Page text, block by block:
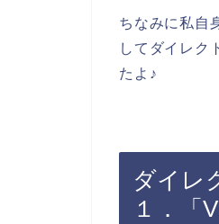
ちなみに私自
してダイレク
たよ♪
ダイレ
１．「